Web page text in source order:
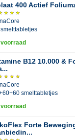
400 Actief
B12 10.000 &
smelttabletjes
Forte